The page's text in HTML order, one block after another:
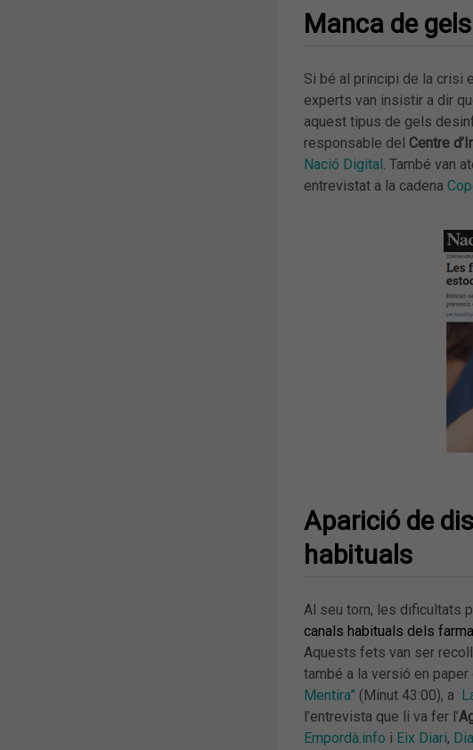
Manca de
Si bé al principi de la crisi
experts van insistir a dir
aquest tipus de gels
responsable del Centre
Nació Digital. També van
entrevistat a la cadena
Aparició de
habituals
Al seu torn, les dificultats
canals habituals dels
Aquests fets van ser
també a la versió en
Mentira” (Minut 43:00), a
l’entrevista que li va fer l’
Empordà.info i Eix Diari,